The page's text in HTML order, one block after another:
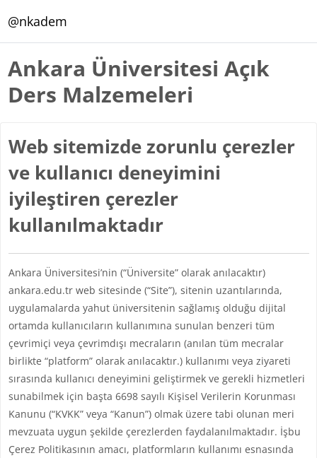
@nkadem
Ankara Üniversitesi Açık
Ders Malzemeleri
Web sitemizde zorunlu çerezler
ve kullanıcı deneyimini
iyileştiren çerezler
kullanılmaktadır
Ankara Üniversitesi’nin (“Üniversite” olarak anılacaktır)
ankara.edu.tr web sitesinde (“Site”), sitenin uzantılarında,
uygulamalarda yahut üniversitenin sağlamış olduğu dijital
ortamda kullanıcıların kullanımına sunulan benzeri tüm
çevrimiçi veya çevrimdışı mecraların (anılan tüm mecralar
birlikte “platform” olarak anılacaktır.) kullanımı veya ziyareti
sırasında kullanıcı deneyimini geliştirmek ve gerekli hizmetleri
sunabilmek için başta 6698 sayılı Kişisel Verilerin Korunması
Kanunu (“KVKK” veya “Kanun”) olmak üzere tabi olunan meri
mevzuata uygun şekilde çerezlerden faydalanılmaktadır. İşbu
Çerez Politikasının amacı, platformların kullanımı esnasında